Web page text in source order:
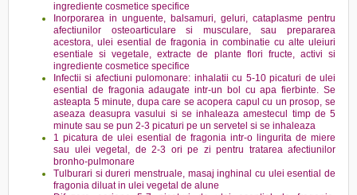
ingrediente cosmetice specifice
Inorporarea in unguente, balsamuri, geluri, cataplasme pentru
afectiunilor osteoarticulare si musculare, sau prepararea
acestora, ulei esential de fragonia in combinatie cu alte uleiuri
esentiale si vegetale, extracte de plante flori fructe, activi si
ingrediente cosmetice specifice
Infectii si afectiuni pulomonare: inhalatii cu 5-10 picaturi de ulei
esential de fragonia adaugate intr-un bol cu apa fierbinte. Se
asteapta 5 minute, dupa care se acopera capul cu un prosop, se
aseaza deasupra vasului si se inhaleaza amestecul timp de 5
minute sau se pun 2-3 picaturi pe un servetel si se inhaleaza
1 picatura de ulei esential de fragonia intr-o lingurita de miere
sau ulei vegetal, de 2-3 ori pe zi pentru tratarea afectiunilor
bronho-pulmonare
Tulburari si dureri menstruale, masaj inghinal cu ulei esential de
fragonia diluat in ulei vegetal de alune